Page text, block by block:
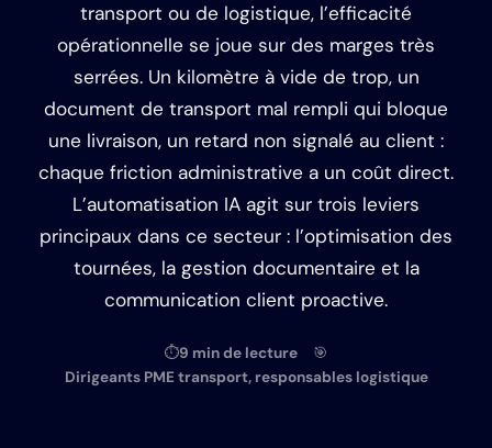
transport ou de logistique, l’efficacité
opérationnelle se joue sur des marges très
serrées. Un kilomètre à vide de trop, un
document de transport mal rempli qui bloque
une livraison, un retard non signalé au client :
chaque friction administrative a un coût direct.
L’automatisation IA agit sur trois leviers
principaux dans ce secteur : l’optimisation des
tournées, la gestion documentaire et la
communication client proactive.
⏱9 min de lecture 🎯
Dirigeants PME transport, responsables logistique